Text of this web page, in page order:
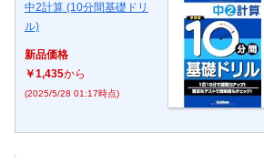
中2計算 (10分間基礎ドリ
ル)
新品価格
￥1,435から
(2025/5/28 01:17時点)